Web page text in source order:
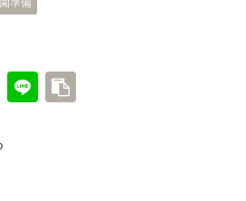
準備